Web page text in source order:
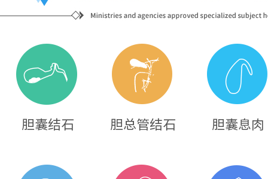
胆囊结石 胆总管结石 胆囊息肉